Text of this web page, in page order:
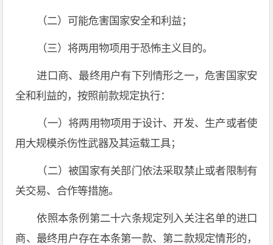
（二）可能危害国家安全和利益；
（三）将两用物项用于恐怖主义目的。
进口商、最终用户有下列情形之一，危害国家安
全和利益的，按照前款规定执行：
（一）将两用物项用于设计、开发、生产或者使
用大规模杀伤性武器及其运载工具；
（二）被国家有关部门依法采取禁止或者限制有
关交易、合作等措施。
依照本条例第二十六条规定列入关注名单的进口
商、最终用户存在本条第一款、第二款规定情形的，